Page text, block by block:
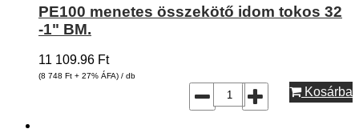
PE100 menetes összekötő idom tokos 32
-1" BM.
11 109.96 Ft
(8 748 Ft + 27% ÁFA) / db
Kosárba